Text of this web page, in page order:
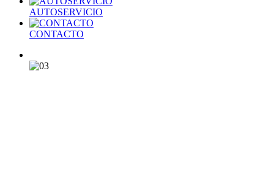
AUTOSERVICIO
CONTACTO